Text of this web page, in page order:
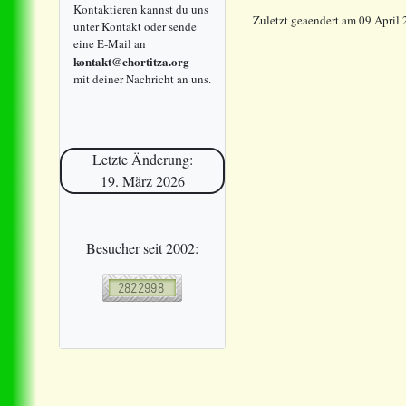
Kontaktieren kannst du uns
unter Kontakt oder sende
eine E-Mail an
kontakt@chortitza.org
mit deiner Nachricht an uns.
Letzte Änderung:
19. März 2026
Besucher seit 2002:
Zuletzt geaendert am 09 April